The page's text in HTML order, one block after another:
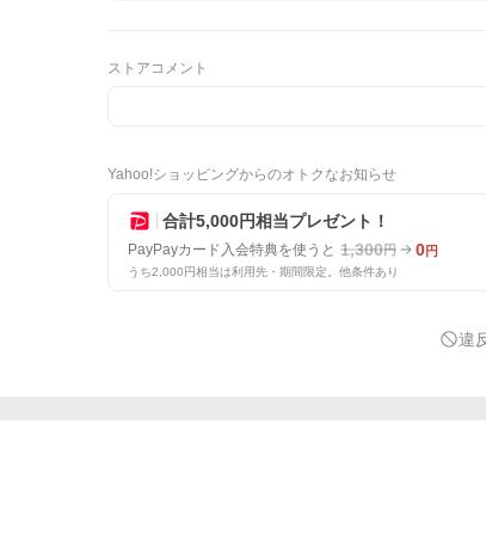
ストアコメント
Yahoo!ショッピングからのオトクなお知らせ
合計5,000円相当プレゼント！
PayPayカード入会特典を使うと 1,300円 0円
うち2,000円相当は利用先・期間限定。他条件あり
違